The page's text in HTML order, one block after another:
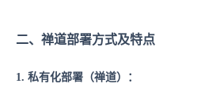
二、禅道部署方式及特点
1. 私有化部署（禅道）：